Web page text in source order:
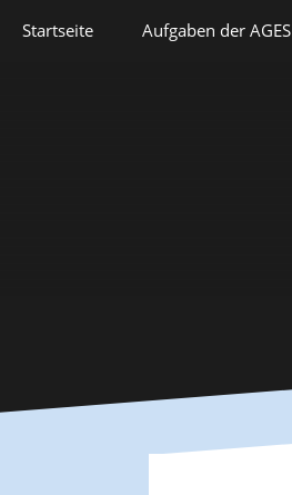
zumStartseite Aufgaben der AGES
Hommage
Informationsbriefe